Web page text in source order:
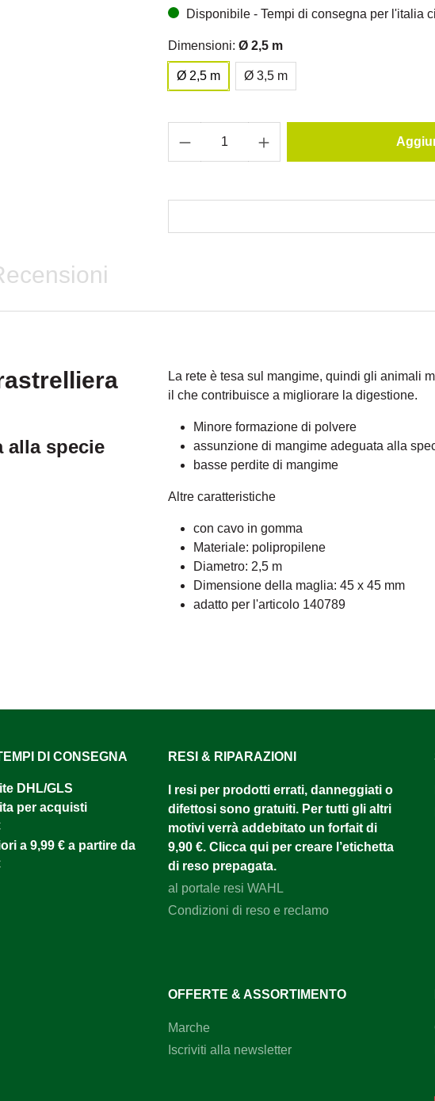
Disponibile - Tempi di consegna per l'italia
Dimensioni: Ø 2,5 m
Ø 2,5 m Ø 3,5 m
alla specie
La rete è tesa sul mangime, quindi gli animali
il che contribuisce a migliorare la digestione.
Minore formazione di polvere
assunzione di mangime adeguata alla
basse perdite di mangime
Altre caratteristiche
con cavo in gomma
Materiale: polipropilene
Diametro: 2,5 m
Dimensione della maglia: 45 x 45 mm
adatto per l'articolo 140789
DI CONSEGNA
DHL/GLS
per acquisti
a 9,99 € a partire da
RESI & RIPARAZIONI
I resi per prodotti errati, danneggiati o
difettosi sono gratuiti. Per tutti gli altri
motivi verrà addebitato un forfait di
9,90 €. Clicca qui per creare l’etichetta
di reso prepagata.
al portale resi WAHL
Condizioni di reso e reclamo
OFFERTE & ASSORTIMENTO
Marche
Iscriviti alla newsletter